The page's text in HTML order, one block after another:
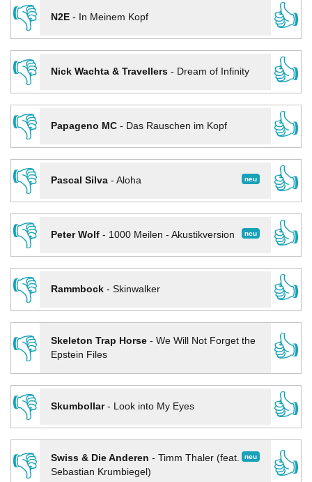
👎
N2E- In Meinem Kopf
👍
👎
Nick Wachta & Travellers- Dream of Infinity
👍
👎
Papageno MC- Das Rauschen im Kopf
👍
👎
neu
Pascal Silva- Aloha
👍
👎
neu
Peter Wolf- 1000 Meilen - Akustikversion
👍
👎
Rammbock- Skinwalker
👍
👎
Skeleton Trap Horse- We Will Not Forget the
Epstein Files
👍
👎
Skumbollar- Look into My Eyes
👍
👎
neu
Swiss & Die Anderen - Timm Thaler (feat.
Sebastian Krumbiegel)
👍